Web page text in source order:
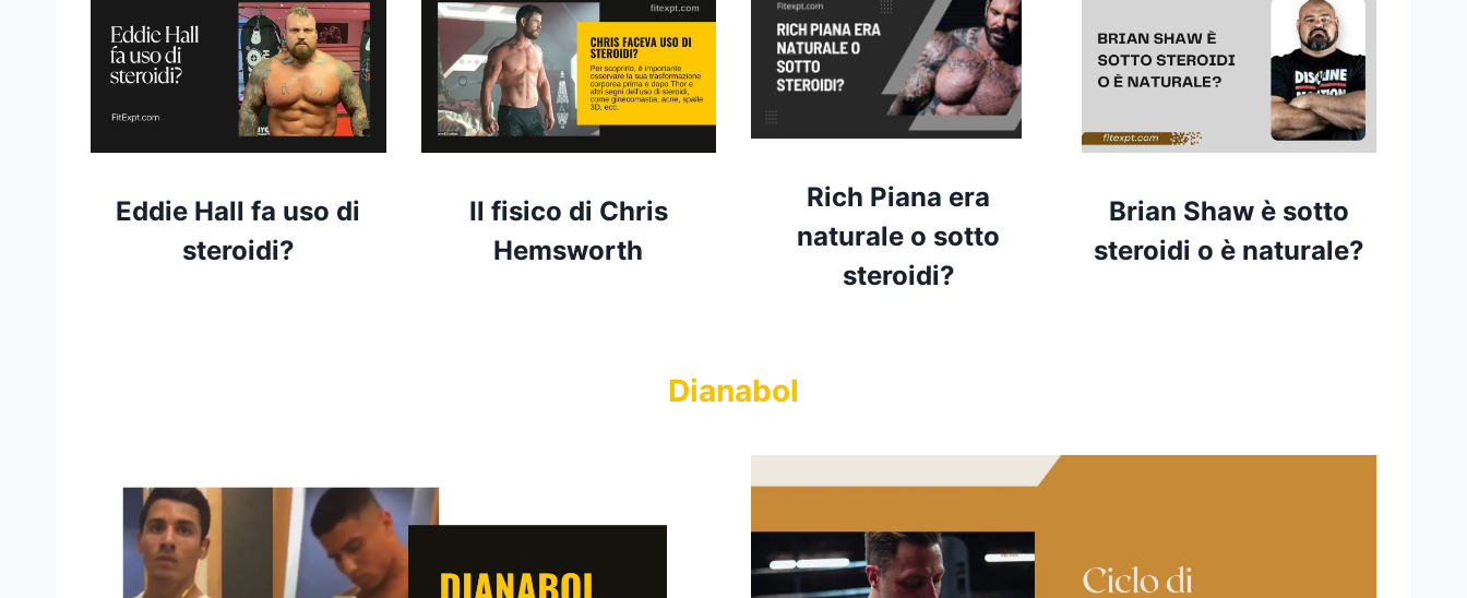
Eddie Hall fa uso di
steroidi?
Il fisico di Chris
Hemsworth
Rich Piana era
naturale o sotto
steroidi?
Brian Shaw è sotto
steroidi o è naturale?
Dianabol